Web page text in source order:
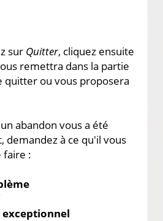
sur Quitter, cliquez ensuite
remettra dans la partie
quitter ou vous proposera
abandon vous a été
demandez à ce qu'il vous
faire :
exceptionnel